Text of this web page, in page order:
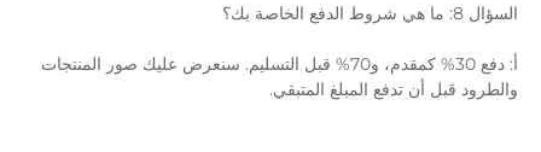
السؤال 8: ما هي شروط الدفع الخاصة بك؟
والطرود قبل أن تدفع المبلغ المتبقي.